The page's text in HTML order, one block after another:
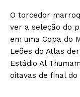
O torcedor
ver a seleção do
em uma Copa do
Leões do Atlas
Estádio Al
oitavas de final do